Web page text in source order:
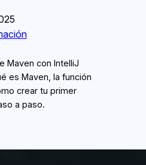
Maven con IntelliJ
es Maven, la función
crear tu primer
a paso.